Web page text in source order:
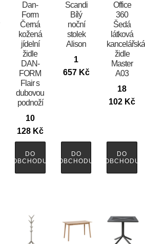
​​​​​Dan-
Form
Černá
kožená
jídelní
židle
DAN-
FORM
Flair s
dubovou
podnoží
10
128 Kč
DO
OBCHODU
Scandi
Bílý
noční
stolek
Alison
1
657 Kč
DO
OBCHODU
Office
360
Šedá
látková
kancelářská
židle
Master
A03
18
102 Kč
DO
OBCHODU